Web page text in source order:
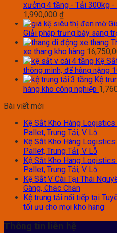
xưởng 4 tầng - Tải 300kg -
1,990,000 ₫
Giải pháp trưng bày sang
xe thang kho hàng
Kệ
thông minh, để hàng nặng
Kệ
hàng kho công nghiệp
Bài viết mới
Kệ Sắt Kho Hàng
Pallet, Trung Tải, V Lỗ
Kệ Sắt Kho Hàng
Pallet, Trung Tải, V Lỗ
Kệ Sắt Kho Hàng
Pallet, Trung Tải, V Lỗ
Kệ Sắt V Cài Tại Thái
Gàng, Chắc Chắn
Kệ trung tải nối tiếp tại
tối ưu cho mọi kho hàng
Thông tin liên hệ